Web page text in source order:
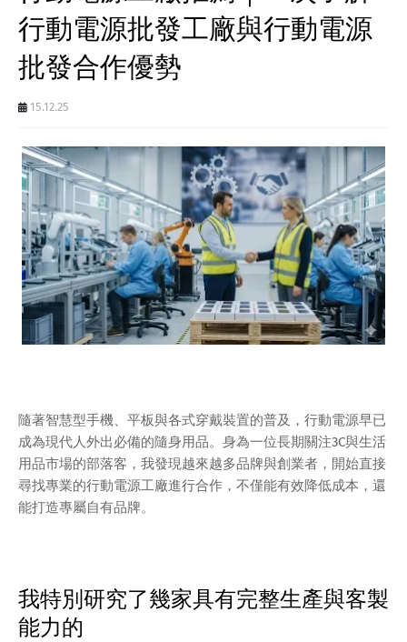
行動電源批發工廠與行動電源
批發合作優勢
15.12.25
隨著智慧型手機、平板與各式穿戴裝置的普及，行動電源早已
成為現代人外出必備的隨身用品。身為一位長期關注3C與生活
用品市場的部落客，我發現越來越多品牌與創業者，開始直接
尋找專業的行動電源工廠進行合作，不僅能有效降低成本，還
能打造專屬自有品牌。
我特別研究了幾家具有完整生產與客製
能力的